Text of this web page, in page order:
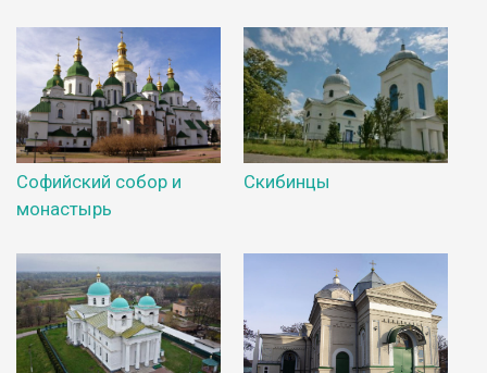
Софийский собор и
монастырь
Скибинцы